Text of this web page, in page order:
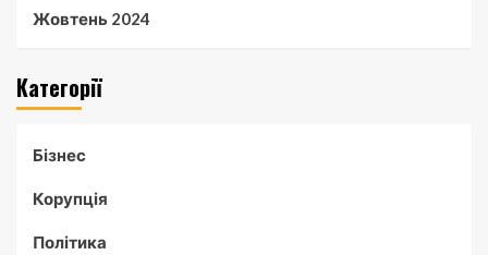
Жовтень 2024
Категорії
Бізнес
Корупція
Політика